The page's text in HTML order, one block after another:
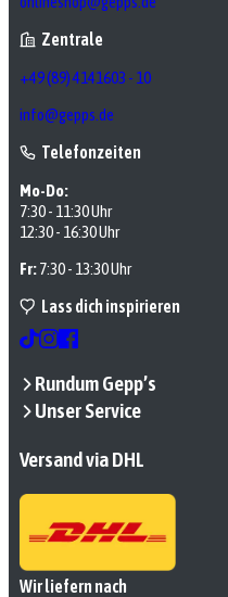
Zentrale
+49 (89) 4141603 - 10
info@gepps.de
Telefonzeiten
Mo-Do:
7:30 - 11:30 Uhr
12:30 - 16:30 Uhr
Fr:7:30 - 13:30 Uhr
Lass dich inspirieren
Rundum Gepp’s
Unser Service
Versand via DHL
Wir liefern nach